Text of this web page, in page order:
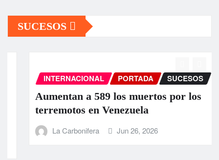
SUCESOS
INTERNACIONAL PORTADA SUCESOS
Aumentan a 589 los muertos por los
terremotos en Venezuela
La Carbonifera Jun 26, 2026